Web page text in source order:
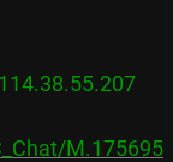
M.175695